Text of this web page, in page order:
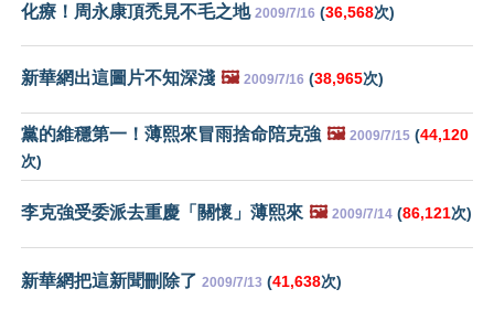
化療！周永康頂禿見不毛之地 2009/7/16 (36,568次)
新華網出這圖片不知深淺 🖼️ 2009/7/16 (38,965次)
黨的維穩第一！薄熙來冒雨捨命陪克強 🖼️ 2009/7/15 (44,120
次)
李克強受委派去重慶「關懷」薄熙來 🖼️ 2009/7/14 (86,121次)
新華網把這新聞刪除了 2009/7/13 (41,638次)